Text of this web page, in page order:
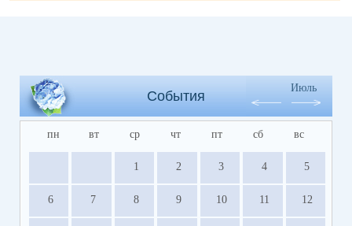
События
Июль
пн вт ср чт пт сб вс
1 2 3 4 5
6 7 8 9 10 11 12